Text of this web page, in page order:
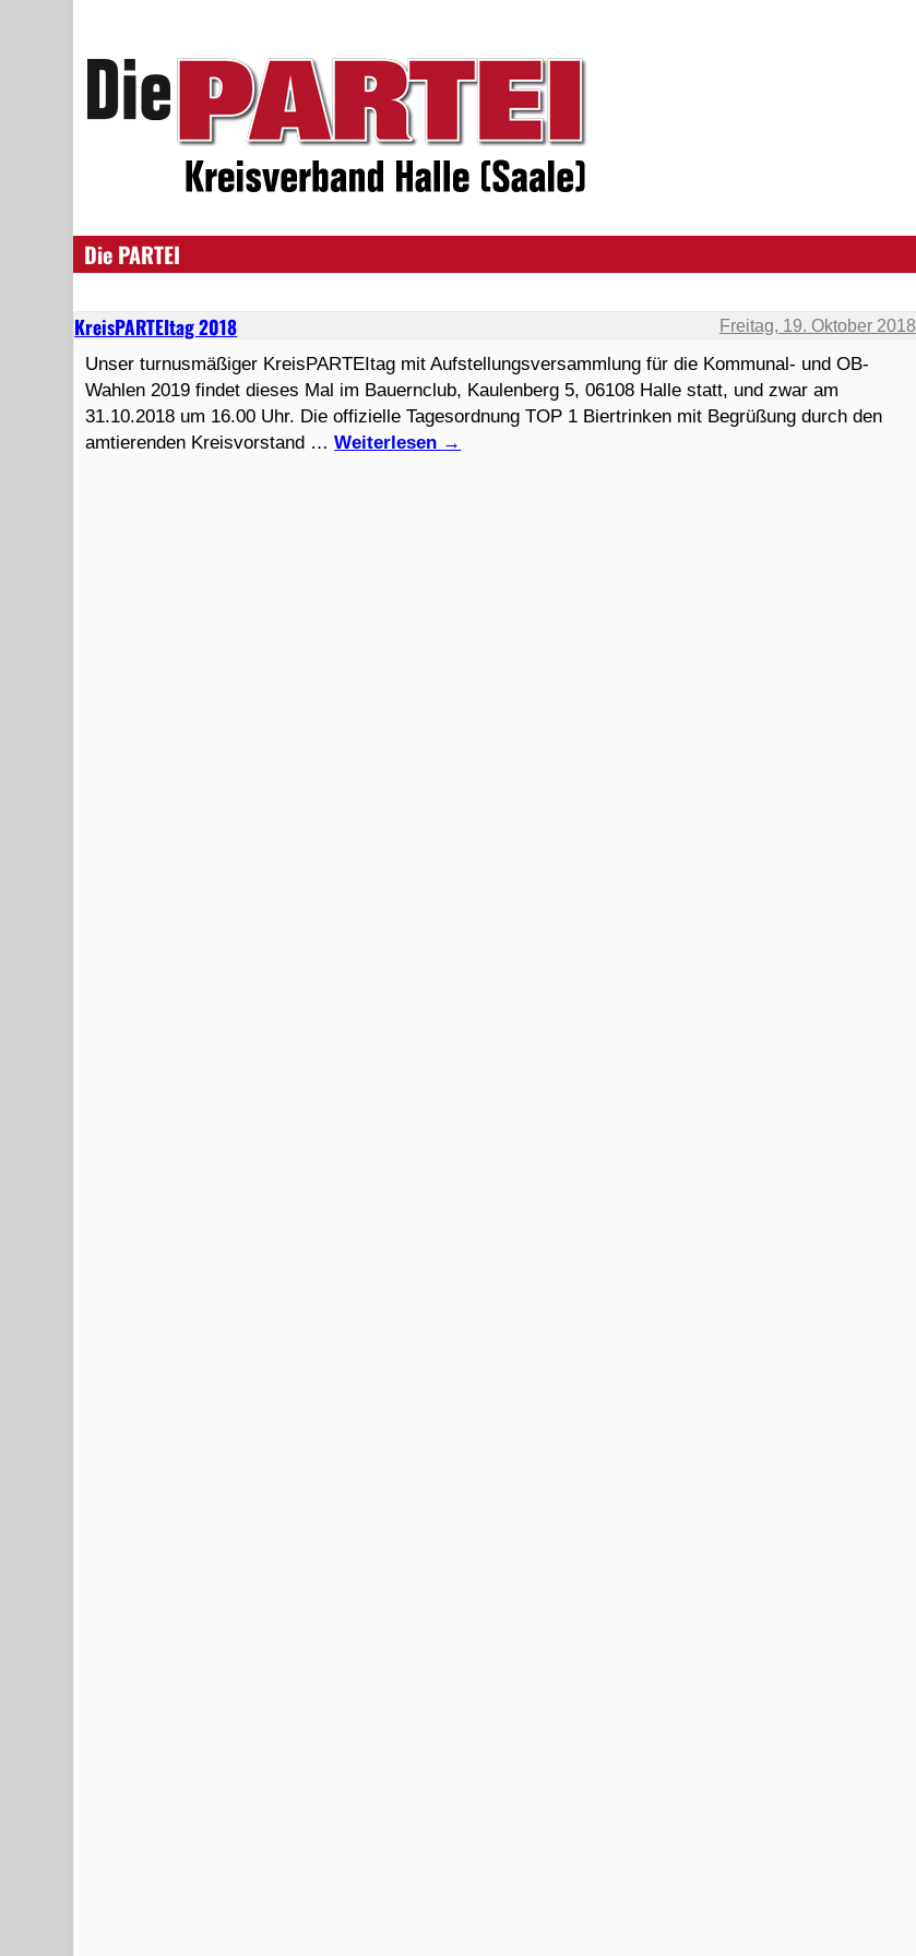
Die PARTEI
KreisPARTEItag 2018 Freitag, 19. Oktober 2018
Unser turnusmäßiger KreisPARTEItag mit Aufstellungsversammlung für die Kommunal- und OB-
Wahlen 2019 findet dieses Mal im Bauernclub, Kaulenberg 5, 06108 Halle statt, und zwar am
31.10.2018 um 16.00 Uhr. Die offizielle Tagesordnung TOP 1 Biertrinken mit Begrüßung durch den
amtierenden Kreisvorstand …Weiterlesen →